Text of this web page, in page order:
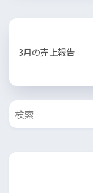
3月の売上報告